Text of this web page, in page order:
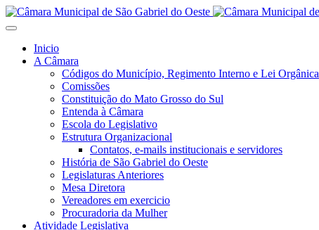
Inicio
A Câmara
Códigos do Município, Regimento Interno e Lei Orgânica
Comissões
Constituição do Mato Grosso do Sul
Entenda à Câmara
Escola do Legislativo
Estrutura Organizacional
Contatos, e-mails institucionais e servidores
História de São Gabriel do Oeste
Legislaturas Anteriores
Mesa Diretora
Vereadores em exercicio
Procuradoria da Mulher
Atividade Legislativa